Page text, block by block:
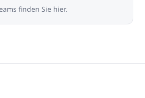
finden Sie hier.